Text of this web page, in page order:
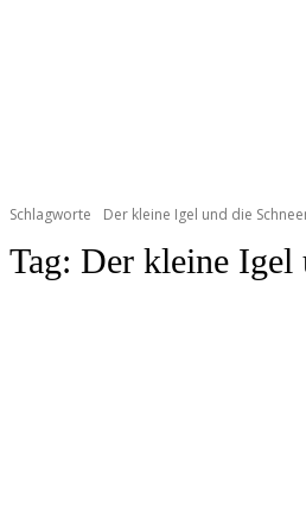
Schlagworte Der kleine Igel und die
Tag: Der kleine Igel